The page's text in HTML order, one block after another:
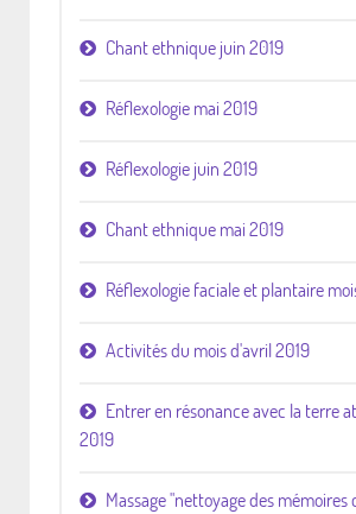
Chant ethnique juin 2019
Réflexologie mai 2019
Réflexologie juin 2019
Chant ethnique mai 2019
Réflexologie faciale et plantaire
Activités du mois d'avril 2019
Entrer en résonance avec la terre
2019
Massage "nettoyage des mémoires